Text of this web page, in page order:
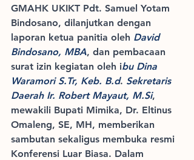
GMAHK UKIKT Pdt. Samuel Yotam
Bindosano, dilanjutkan dengan
laporan ketua panitia oleh David
Bindosano, MBA, dan pembacaan
surat izin kegiatan oleh ibu Dina
Waramori S.Tr, Keb. B.d. Sekretaris
Daerah Ir. Robert Mayaut, M.Si,
mewakili Bupati Mimika, Dr. Eltinus
Omaleng, SE, MH, memberikan
sambutan sekaligus membuka resmi
Konferensi Luar Biasa. Dalam